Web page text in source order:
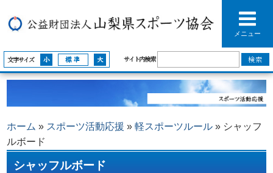
メニュー
文字サイズ サイト内検索
ホーム » スポーツ活動応援 »軽スポーツルール » シャッフ
ルボード
シャッフルボード